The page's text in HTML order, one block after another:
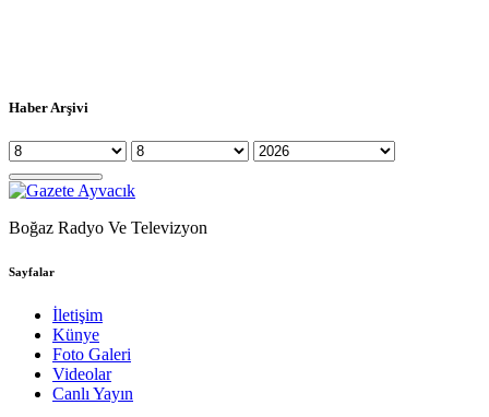
Haber Arşivi
Boğaz Radyo Ve Televizyon
Sayfalar
İletişim
Künye
Foto Galeri
Videolar
Canlı Yayın